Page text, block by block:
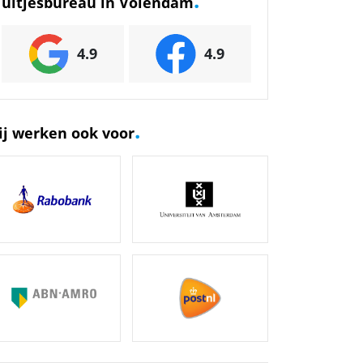
4.9 4.9
werken ook voor.